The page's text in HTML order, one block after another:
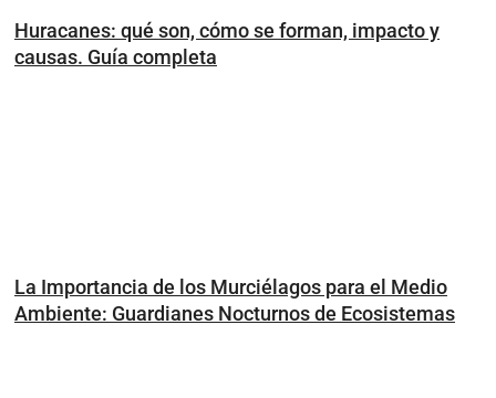
Huracanes: qué son, cómo se forman, impacto y
causas. Guía completa
La Importancia de los Murciélagos para el Medio
Ambiente: Guardianes Nocturnos de Ecosistemas